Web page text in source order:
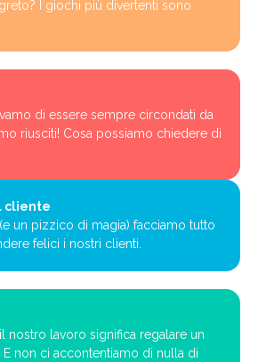
I giochi più divertenti sono
di essere sempre circondati da
riusciti! Cosa possiamo chiedere di
cliente
un pizzico di magia) facciamo tutto
felici i nostri clienti.
nostro lavoro significa regalare un
non ci accontentiamo di nulla di